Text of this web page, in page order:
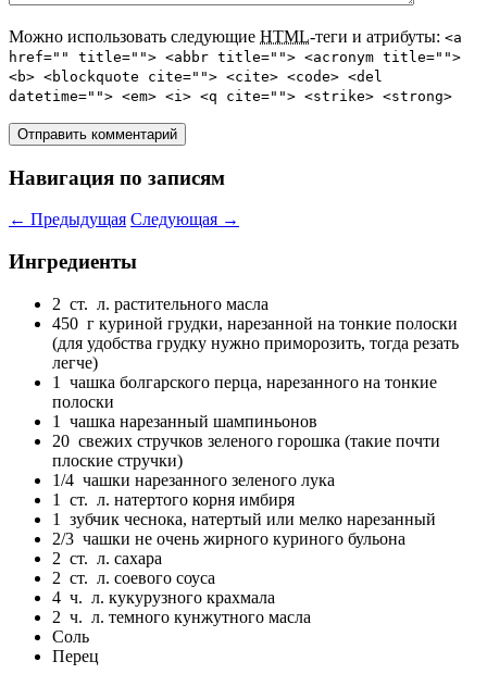
Можно использовать следующие HTML-теги и атрибуты: <a
href="" title=""> <abbr title=""> <acronym title="">
<b> <blockquote cite=""> <cite> <code> <del
datetime=""> <em> <i> <q cite=""> <strike> <strong>
Навигация по записям
← Предыдущая Следующая →
Ингредиенты
2 ст. л. растительного масла
450 г куриной грудки, нарезанной на тонкие полоски
(для удобства грудку нужно приморозить, тогда резать
легче)
1 чашка болгарского перца, нарезанного на тонкие
полоски
1 чашка нарезанный шампиньонов
20 свежих стручков зеленого горошка (такие почти
плоские стручки)
1/4 чашки нарезанного зеленого лука
1 ст. л. натертого корня имбиря
1 зубчик чеснока, натертый или мелко нарезанный
2/3 чашки не очень жирного куриного бульона
2 ст. л. сахара
2 ст. л. соевого соуса
4 ч. л. кукурузного крахмала
2 ч. л. темного кунжутного масла
Соль
Перец